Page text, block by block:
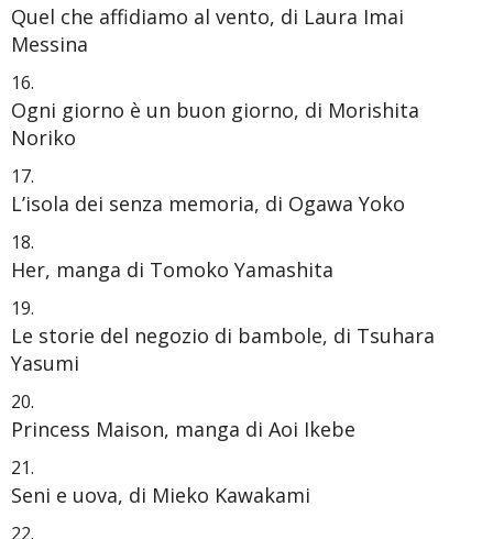
Quel che affidiamo al vento, di Laura Imai
Messina
Ogni giorno è un buon giorno, di Morishita
Noriko
L’isola dei senza memoria, di Ogawa Yoko
Her, manga di Tomoko Yamashita
Le storie del negozio di bambole, di Tsuhara
Yasumi
Princess Maison, manga di Aoi Ikebe
Seni e uova, di Mieko Kawakami